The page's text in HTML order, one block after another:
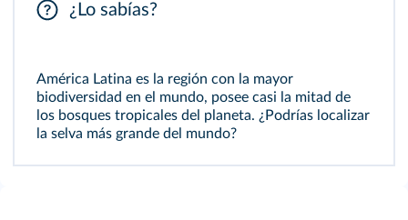
¿Lo sabías?
América Latina es la región con la mayor
biodiversidad en el mundo, posee casi la mitad de
los bosques tropicales del planeta. ¿Podrías localizar
la selva más grande del mundo?